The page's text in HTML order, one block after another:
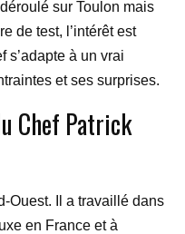
sur Toulon mais
de test, l’intérêt est
s’adapte à un vrai
et ses surprises.
Chef Patrick
Ouest. Il a travaillé dans
en France et à